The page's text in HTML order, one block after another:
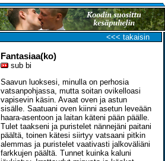
<<< takaisin
Fantasiaa(ko)
sub bi
Saavun luoksesi, minulla on perhosia
vatsanpohjassa, mutta soitan ovikelloasi
vapisevin käsin. Avaat oven ja astun
sisälle. Saatuani oven kiinni asetun leveään
haara-asentoon ja laitan käteni pään päälle.
Tulet taakseni ja puristelet nännejäni paitani
päältä, toinen kätesi siirtyy vatsaani pitkin
alemmas ja puristelet vaativasti jalkoväliäni
farkkujen päältä. Tunnet kuinka kaluni